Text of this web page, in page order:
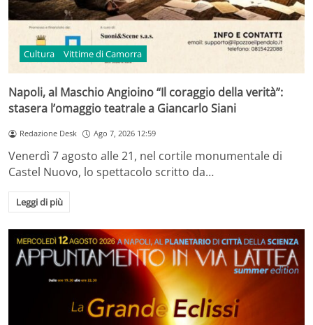
Cultura Vittime di Camorra
Napoli, al Maschio Angioino “Il coraggio della verità”:
stasera l’omaggio teatrale a Giancarlo Siani
Redazione Desk Ago 7, 2026 12:59
Venerdì 7 agosto alle 21, nel cortile monumentale di
Castel Nuovo, lo spettacolo scritto da…
Leggi di più